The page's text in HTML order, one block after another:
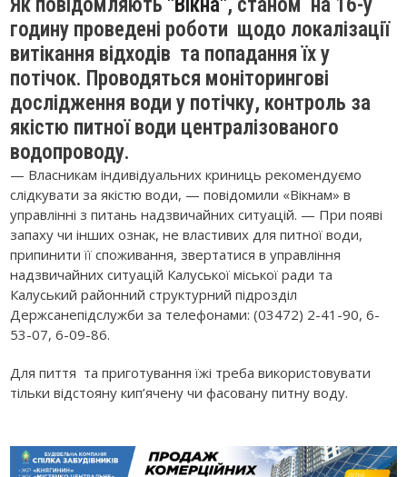
Як повідомляють "Вікна", станом на 16-у
годину проведені роботи щодо локалізації
витікання відходів та попадання їх у
потічок. Проводяться моніторингові
дослідження води у потічку, контроль за
якістю питної води централізованого
водопроводу.
— Власникам індивідуальних криниць рекомендуємо
слідкувати за якістю води, — повідомили «Вікнам» в
управлінні з питань надзвичайних ситуацій. — При появі
запаху чи інших ознак, не властивих для питної води,
припинити її споживання, звертатися в управління
надзвичайних ситуацій Калуської міської ради та
Калуський районний структурний підрозділ
Держсанепідслужби за телефонами: (03472) 2-41-90, 6-
53-07, 6-09-86.
Для пиття та приготування їжі треба використовувати
тільки відстояну кип’ячену чи фасовану питну воду.